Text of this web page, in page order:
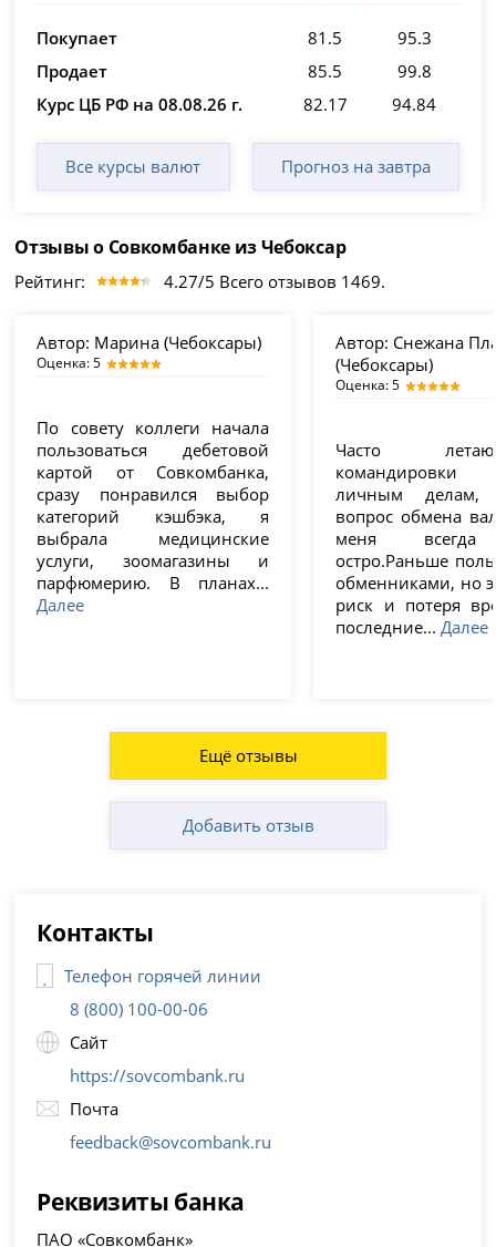
Покупает 81.5
95.3
Продает
85.5
99.8
Курс ЦБ РФ на 08.08.26 г.
82.17 94.84
Все курсы валют Прогноз на завтра
Отзывы о Совкомбанке из Чебоксар
Рейтинг: 4.27/5 Всего отзывов 1469.
Автор: Марина (Чебоксары)
Оценка: 5
По совету коллеги начала
пользоваться дебетовой
картой от Совкомбанка,
сразу понравился выбор
категорий кэшбэка, я
выбрала медицинские
услуги, зоомагазины и
парфюмерию. В планах...
Далее
Автор: Снежана
(Чебоксары)
Оценка: 5
Часто
личным делам,
вопрос обмена
меня всегда
остро.Раньше
обменниками, но
риск и потеря
последние...Далее
Ещё отзывы
Добавить отзыв
Контакты
Телефон горячей линии
8 (800) 100-00-06
Сайт
https://sovcombank.ru
Почта
feedback@sovcombank.ru
Реквизиты банка
ПАО «Совкомбанк»